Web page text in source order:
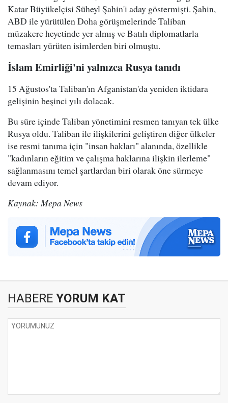
Katar Büyükelçisi Süheyl Şahin'i aday göstermişti. Şahin,
ABD ile yürütülen Doha görüşmelerinde Taliban
müzakere heyetinde yer almış ve Batılı diplomatlarla
temasları yürüten isimlerden biri olmuştu.
İslam Emirliği'ni yalnızca Rusya tanıdı
15 Ağustos'ta Taliban'ın Afganistan'da yeniden iktidara
gelişinin beşinci yılı dolacak.
Bu süre içinde Taliban yönetimini resmen tanıyan tek ülke
Rusya oldu. Taliban ile ilişkilerini geliştiren diğer ülkeler
ise resmi tanıma için "insan hakları" alanında, özellikle
"kadınların eğitim ve çalışma haklarına ilişkin ilerleme"
sağlanmasını temel şartlardan biri olarak öne sürmeye
devam ediyor.
Kaynak: Mepa News
HABERE YORUM KAT